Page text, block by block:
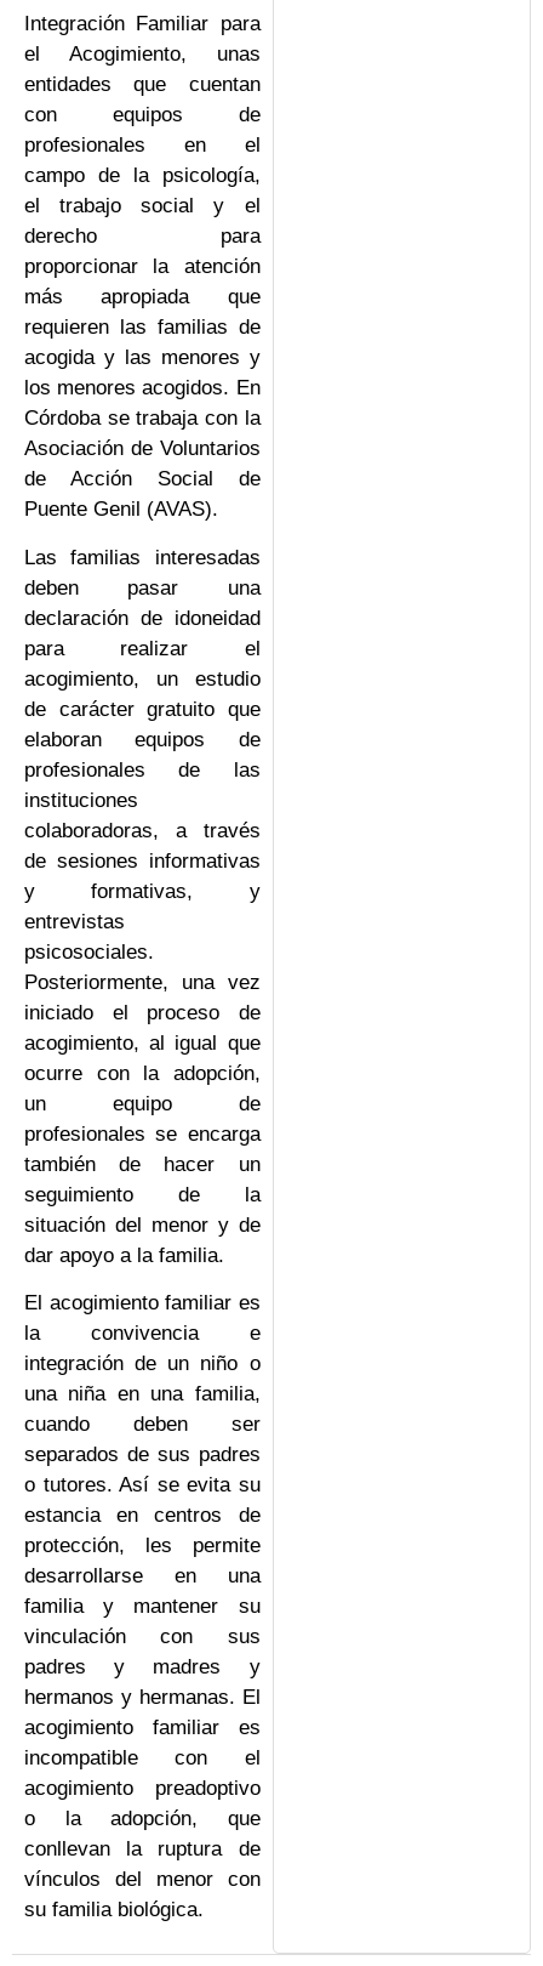
Integración Familiar para
el Acogimiento, unas
entidades que cuentan
con equipos de
profesionales en el
campo de la psicología,
el trabajo social y el
derecho para
proporcionar la atención
más apropiada que
requieren las familias de
acogida y las menores y
los menores acogidos. En
Córdoba se trabaja con la
Asociación de Voluntarios
de Acción Social de
Puente Genil (AVAS).
Las familias interesadas
deben pasar una
declaración de idoneidad
para realizar el
acogimiento, un estudio
de carácter gratuito que
elaboran equipos de
profesionales de las
instituciones
colaboradoras, a través
de sesiones informativas
y formativas, y
entrevistas
psicosociales.
Posteriormente, una vez
iniciado el proceso de
acogimiento, al igual que
ocurre con la adopción,
un equipo de
profesionales se encarga
también de hacer un
seguimiento de la
situación del menor y de
dar apoyo a la familia.
El acogimiento familiar es
la convivencia e
integración de un niño o
una niña en una familia,
cuando deben ser
separados de sus padres
o tutores. Así se evita su
estancia en centros de
protección, les permite
desarrollarse en una
familia y mantener su
vinculación con sus
padres y madres y
hermanos y hermanas. El
acogimiento familiar es
incompatible con el
acogimiento preadoptivo
o la adopción, que
conllevan la ruptura de
vínculos del menor con
su familia biológica.